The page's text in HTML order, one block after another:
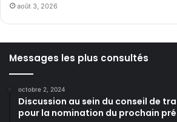
août 3, 2026
Messages les plus consultés
octobre 2, 2024
Discussion au sein du conseil de
pour la nomination du prochain